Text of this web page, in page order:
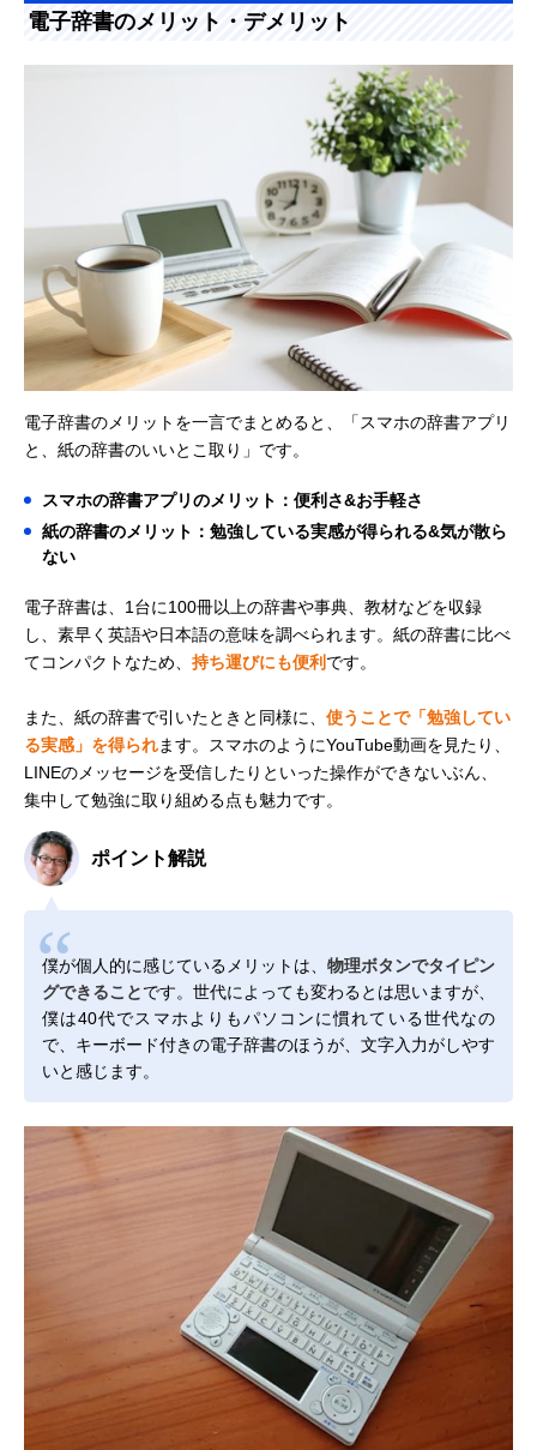
電子辞書のメリット・デメリット
電子辞書のメリットを一言でまとめると、「スマホの辞書アプリ
と、紙の辞書のいいとこ取り」です。
スマホの辞書アプリのメリット：便利さ&お手軽さ
紙の辞書のメリット：勉強している実感が得られる&気が散ら
ない
電子辞書は、1台に100冊以上の辞書や事典、教材などを収録
し、素早く英語や日本語の意味を調べられます。紙の辞書に比べ
てコンパクトなため、 持ち運びにも便利 です。
また、紙の辞書で引いたときと同様に、 使うことで「勉強してい
る実感」を得られます。スマホのようにYouTube動画を見たり、
LINEのメッセージを受信したりといった操作ができないぶん、
集中して勉強に取り組める点も魅力です。
ポイント解説
僕が個人的に感じているメリットは、 物理ボタンでタイピン
グできることです。世代によっても変わるとは思いますが、
僕は40代でスマホよりもパソコンに慣れている世代なの
で、キーボード付きの電子辞書のほうが、文字入力がしやす
いと感じます。